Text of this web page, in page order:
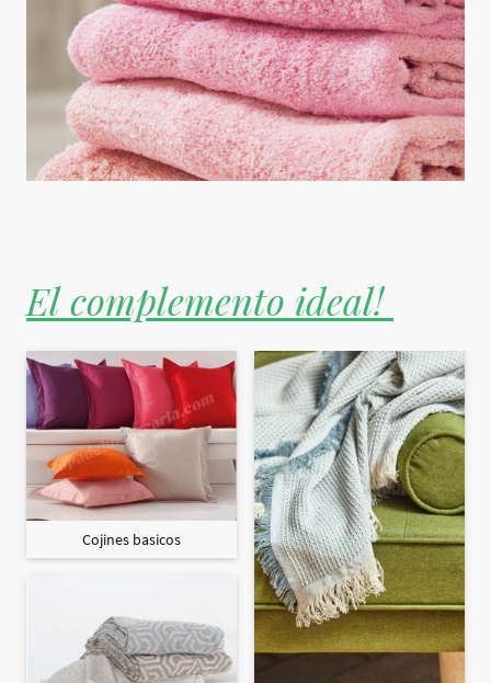
El complemento ideal!
Cojines basicos